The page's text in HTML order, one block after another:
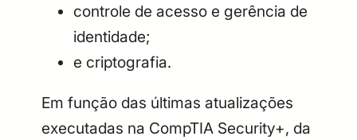
controle de acesso e gerência de
identidade;
e criptografia.
Em função das últimas atualizações
executadas na CompTIA Security+, da